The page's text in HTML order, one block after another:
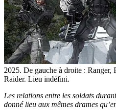
2025. De gauche à droite :
Raider. Lieu indéfini.
Les relations entre les soldats
donné lieu aux mêmes drames